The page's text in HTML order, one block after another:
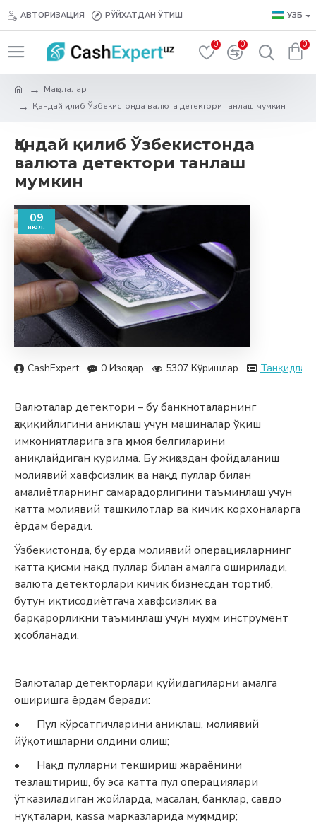
АВТОРИЗАЦИЯ РЎЙХАТДАН ЎТИШ УЗБ
0 0 0
Мақолалар
Қандай қилиб Ўзбекистонда валюта детектори танлаш мумкин
Қандай қилиб Ўзбекистонда
валюта детектори танлаш
мумкин
09
июл.
CashExpert 0 Изоҳлар 5307 Кўришлар Танқидлар
Валюталар детектори – бу банкноталарнинг
ҳақиқийлигини аниқлаш учун машиналар ўқиш
имкониятларига эга ҳимоя белгиларини
аниқлайдиган қурилма. Бу жиҳоздан фойдаланиш
молиявий хавфсизлик ва нақд пуллар билан
амалиётларнинг самарадорлигини таъминлаш учун
катта молиявий ташкилотлар ва кичик корхоналарга
ёрдам беради.
Ўзбекистонда, бу ерда молиявий операцияларнинг
катта қисми нақд пуллар билан амалга оширилади,
валюта детекторлари кичик бизнесдан тортиб,
бутун иқтисодиётгача хавфсизлик ва
барқарорликни таъминлаш учун муҳим инструмент
ҳисобланади.
Валюталар детекторлари қуйидагиларни амалга
оширишга ёрдам беради:
•
Пул кўрсатгичларини аниқлаш, молиявий
йўқотишларни олдини олиш;
•
Нақд пулларни текшириш жараёнини
тезлаштириш, бу эса катта пул операциялари
ўтказиладиган жойларда, масалан, банклар, савдо
нуқталари, кassa марказларида муҳимдир;